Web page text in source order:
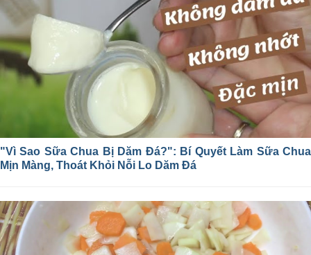
"Vì Sao Sữa Chua Bị Dăm Đá?": Bí Quyết Làm Sữa Chua
Mịn Màng, Thoát Khỏi Nỗi Lo Dăm Đá